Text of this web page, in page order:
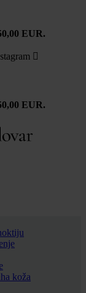
EUR.
EUR.
koža